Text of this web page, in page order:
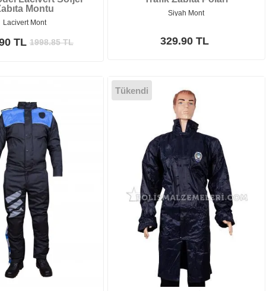
Montu
Lacivert Mont
TL 1998.85TL
Siyah Mont
329.90 TL
Tükendi